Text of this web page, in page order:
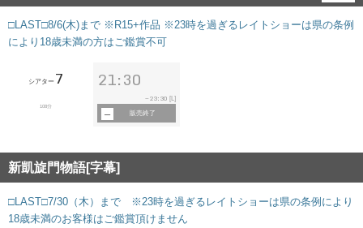
□LAST□8/6(木)まで ※R15+作品 ※23時を過ぎるレイトショーは県の条例
により18歳未満の方はご鑑賞不可
シアター 7
108分
21:30
~ 23:30 [L]
販売終了
新凱旋門物語[字幕]
□LAST□7/30（木）まで ※23時を過ぎるレイトショーは県の条例により
18歳未満のお客様はご鑑賞頂けません